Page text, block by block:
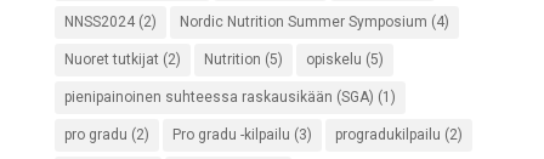
NNSS2024(2) Nordic Nutrition Summer Symposium (4)
Nuoret tutkijat (2) Nutrition (5) opiskelu (5)
pienipainoinen suhteessa raskausikään (SGA) (1)
pro gradu (2) Pro gradu -kilpailu (3) progradukilpailu (2)